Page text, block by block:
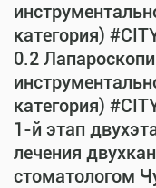
категория)
0.2
категория)
1-й этап
лечения
стоматологом